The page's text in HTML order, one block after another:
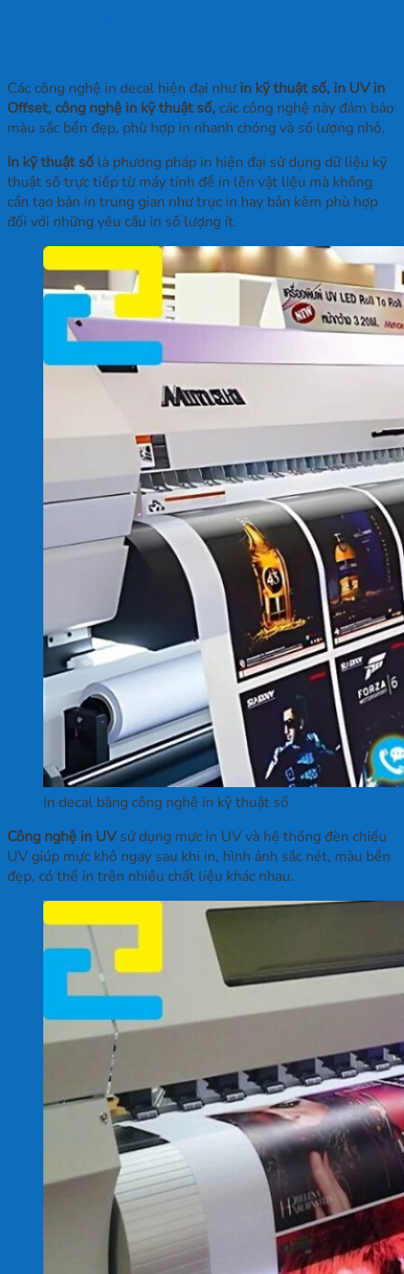
Các công nghệ in decal hiện đại nhưin kỹ thuật số, in UV in
Offset,công nghệ in kỹ thuật số,cáccông nghệ này đảm bảo
màu sắc bền đẹp, phù hợp in nhanh chóng và số lượng nhỏ.
In kỹ thuật số là phương pháp in hiện đại sử dụng dữ liệu kỹ
thuật số trực tiếp từ máy tính để in lên vật liệu mà không
cần tạo bản in trung gian như trục in hay bản kẽm phù hợp
đối với những yêu cầu in số lượng ít.
In decal bằng công nghệ in kỹ thuật số
Công nghệ in UVsử dụng mực in UV và hệ thống đèn chiếu
UV giúp mực khô ngay sau khi in, hình ảnh sắc nét, màu bền
đẹp, có thể in trên nhiều chất liệu khác nhau.